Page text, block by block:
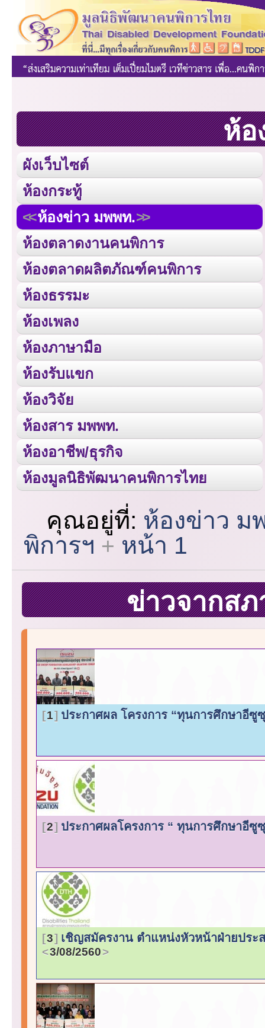
ห้อ
ผังเว็บไซต์
ห้องกระทู้
ห้องข่าว มพพท.
ห้องตลาดงานคนพิการ
ห้องตลาดผลิตภัณฑ์คนพิการ
ห้องธรรมะ
ห้องเพลง
ห้องภาษามือ
ห้องรับแขก
ห้องวิจัย
ห้องสาร มพพท.
ห้องอาชีพ/ธุรกิจ
ห้องมูลนิธิพัฒนาคนพิการไทย
คุณอยู่ที่: ห้องข่าว
พิการฯ
หน้า 1
ข่าวจากส
1 ประกาศผล โครงการ “ทุนการศึกษาอีซู
2 ประกาศผลโครงการ “ ทุนการศึกษาอีซู
3 เชิญสมัครงาน ตำแหน่งหัวหน้าฝ่ายประ
3/08/2560